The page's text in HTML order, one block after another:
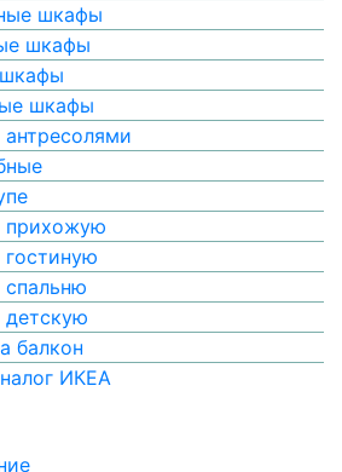
шкафы
шкафы
шкафы
балкон
ИКЕА